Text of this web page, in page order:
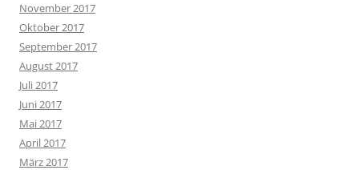
November 2017
Oktober 2017
September 2017
August 2017
Juli 2017
Juni 2017
Mai 2017
April 2017
März 2017